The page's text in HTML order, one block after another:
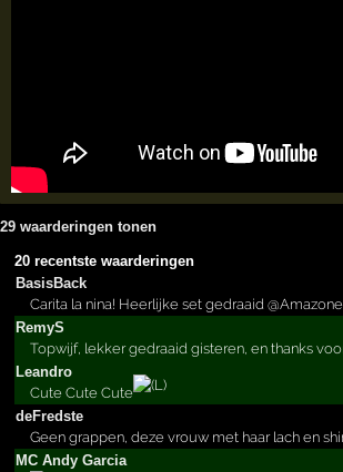
29 waarderingen tonen
20 recentste waarderingen
BasisBack
Carita la nina! Heerlijke set gedraaid
RemyS
Topwijf, lekker gedraaid gisteren, en thanks
Leandro
Cute Cute Cute
deFredste
Geen grappen, deze vrouw met haar lach en
MC Andy Garcia